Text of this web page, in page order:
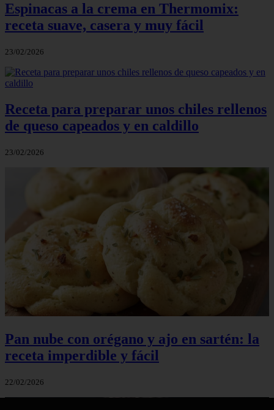
Espinacas a la crema en Thermomix:
receta suave, casera y muy fácil
23/02/2026
Receta para preparar unos chiles rellenos
de queso capeados y en caldillo
23/02/2026
Pan nube con orégano y ajo en sartén: la
receta imperdible y fácil
22/02/2026